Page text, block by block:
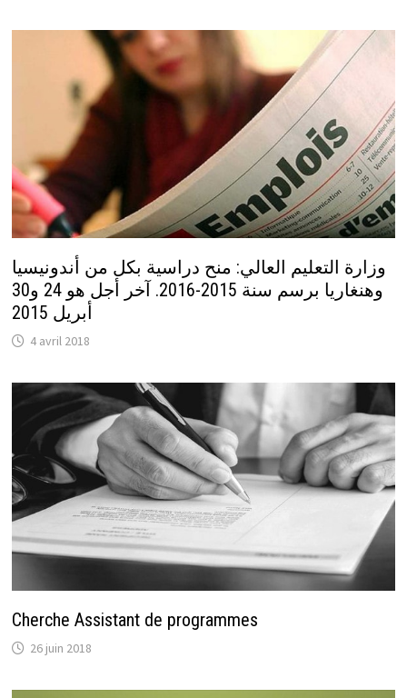
وزارة التعليم العالي: منح دراسية بكل من أندونيسيا
وهنغاريا برسم سنة 2015-2016. آخر أجل هو 24 و30
أبريل 2015
4 avril 2018
Cherche Assistant de programmes
26 juin 2018